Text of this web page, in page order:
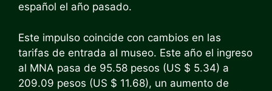
español el año pasado.
Este impulso coincide con cambios en las
tarifas de entrada al museo. Este año el ingreso
al MNA pasa de 95.58 pesos (US $ 5.34) a
209.09 pesos (US $ 11.68), un aumento de